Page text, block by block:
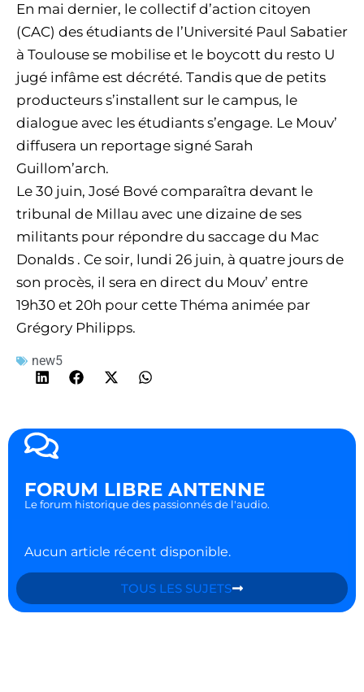
En mai dernier, le collectif d’action citoyen
(CAC) des étudiants de l’Université Paul Sabatier
à Toulouse se mobilise et le boycott du resto U
jugé infâme est décrété. Tandis que de petits
producteurs s’installent sur le campus, le
dialogue avec les étudiants s’engage. Le Mouv’
diffusera un reportage signé Sarah
Guillom’arch.
Le 30 juin, José Bové comparaîtra devant le
tribunal de Millau avec une dizaine de ses
militants pour répondre du saccage du Mac
Donalds . Ce soir, lundi 26 juin, à quatre jours de
son procès, il sera en direct du Mouv’ entre
19h30 et 20h pour cette Théma animée par
Grégory Philipps.
new5
FORUM LIBRE ANTENNE
Le forum historique des passionnés de l'audio.
Aucun article récent disponible.
TOUS LES SUJETS